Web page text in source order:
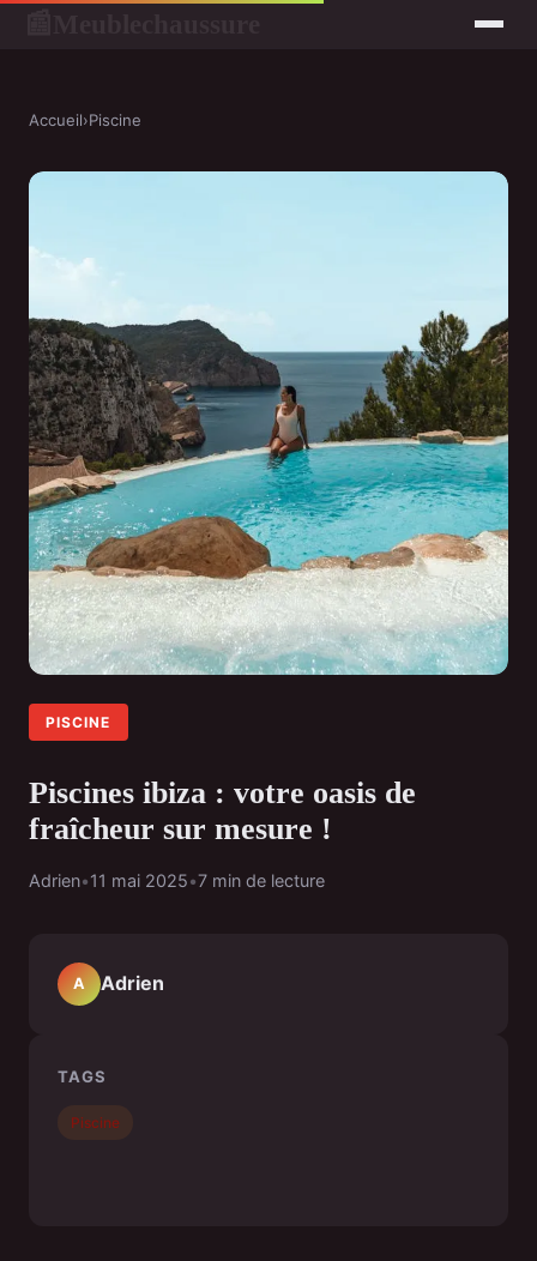
Accueil›Piscine
PISCINE
Piscines ibiza : votre oasis de
fraîcheur sur mesure !
Adrien•11 mai 2025•7 min de lecture
A Adrien
TAGS
Piscine